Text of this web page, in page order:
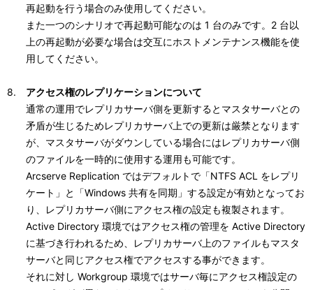
再起動を行う場合のみ使用してください。
また一つのシナリオで再起動可能なのは 1 台のみです。2 台以
上の再起動が必要な場合は交互にホストメンテナンス機能を使
用してください。
アクセス権のレプリケーションについて
通常の運用でレプリカサーバ側を更新するとマスタサーバとの
矛盾が生じるためレプリカサーバ上での更新は厳禁となります
が、マスタサーバがダウンしている場合にはレプリカサーバ側
のファイルを一時的に使用する運用も可能です。
Arcserve Replication ではデフォルトで「NTFS ACL をレプリ
ケート」と「Windows 共有を同期」する設定が有効となってお
り、レプリカサーバ側にアクセス権の設定も複製されます。
Active Directory 環境ではアクセス権の管理を Active Directory
に基づき行われるため、レプリカサーバ上のファイルもマスタ
サーバと同じアクセス権でアクセスする事ができます。
それに対し Workgroup 環境ではサーバ毎にアクセス権設定の